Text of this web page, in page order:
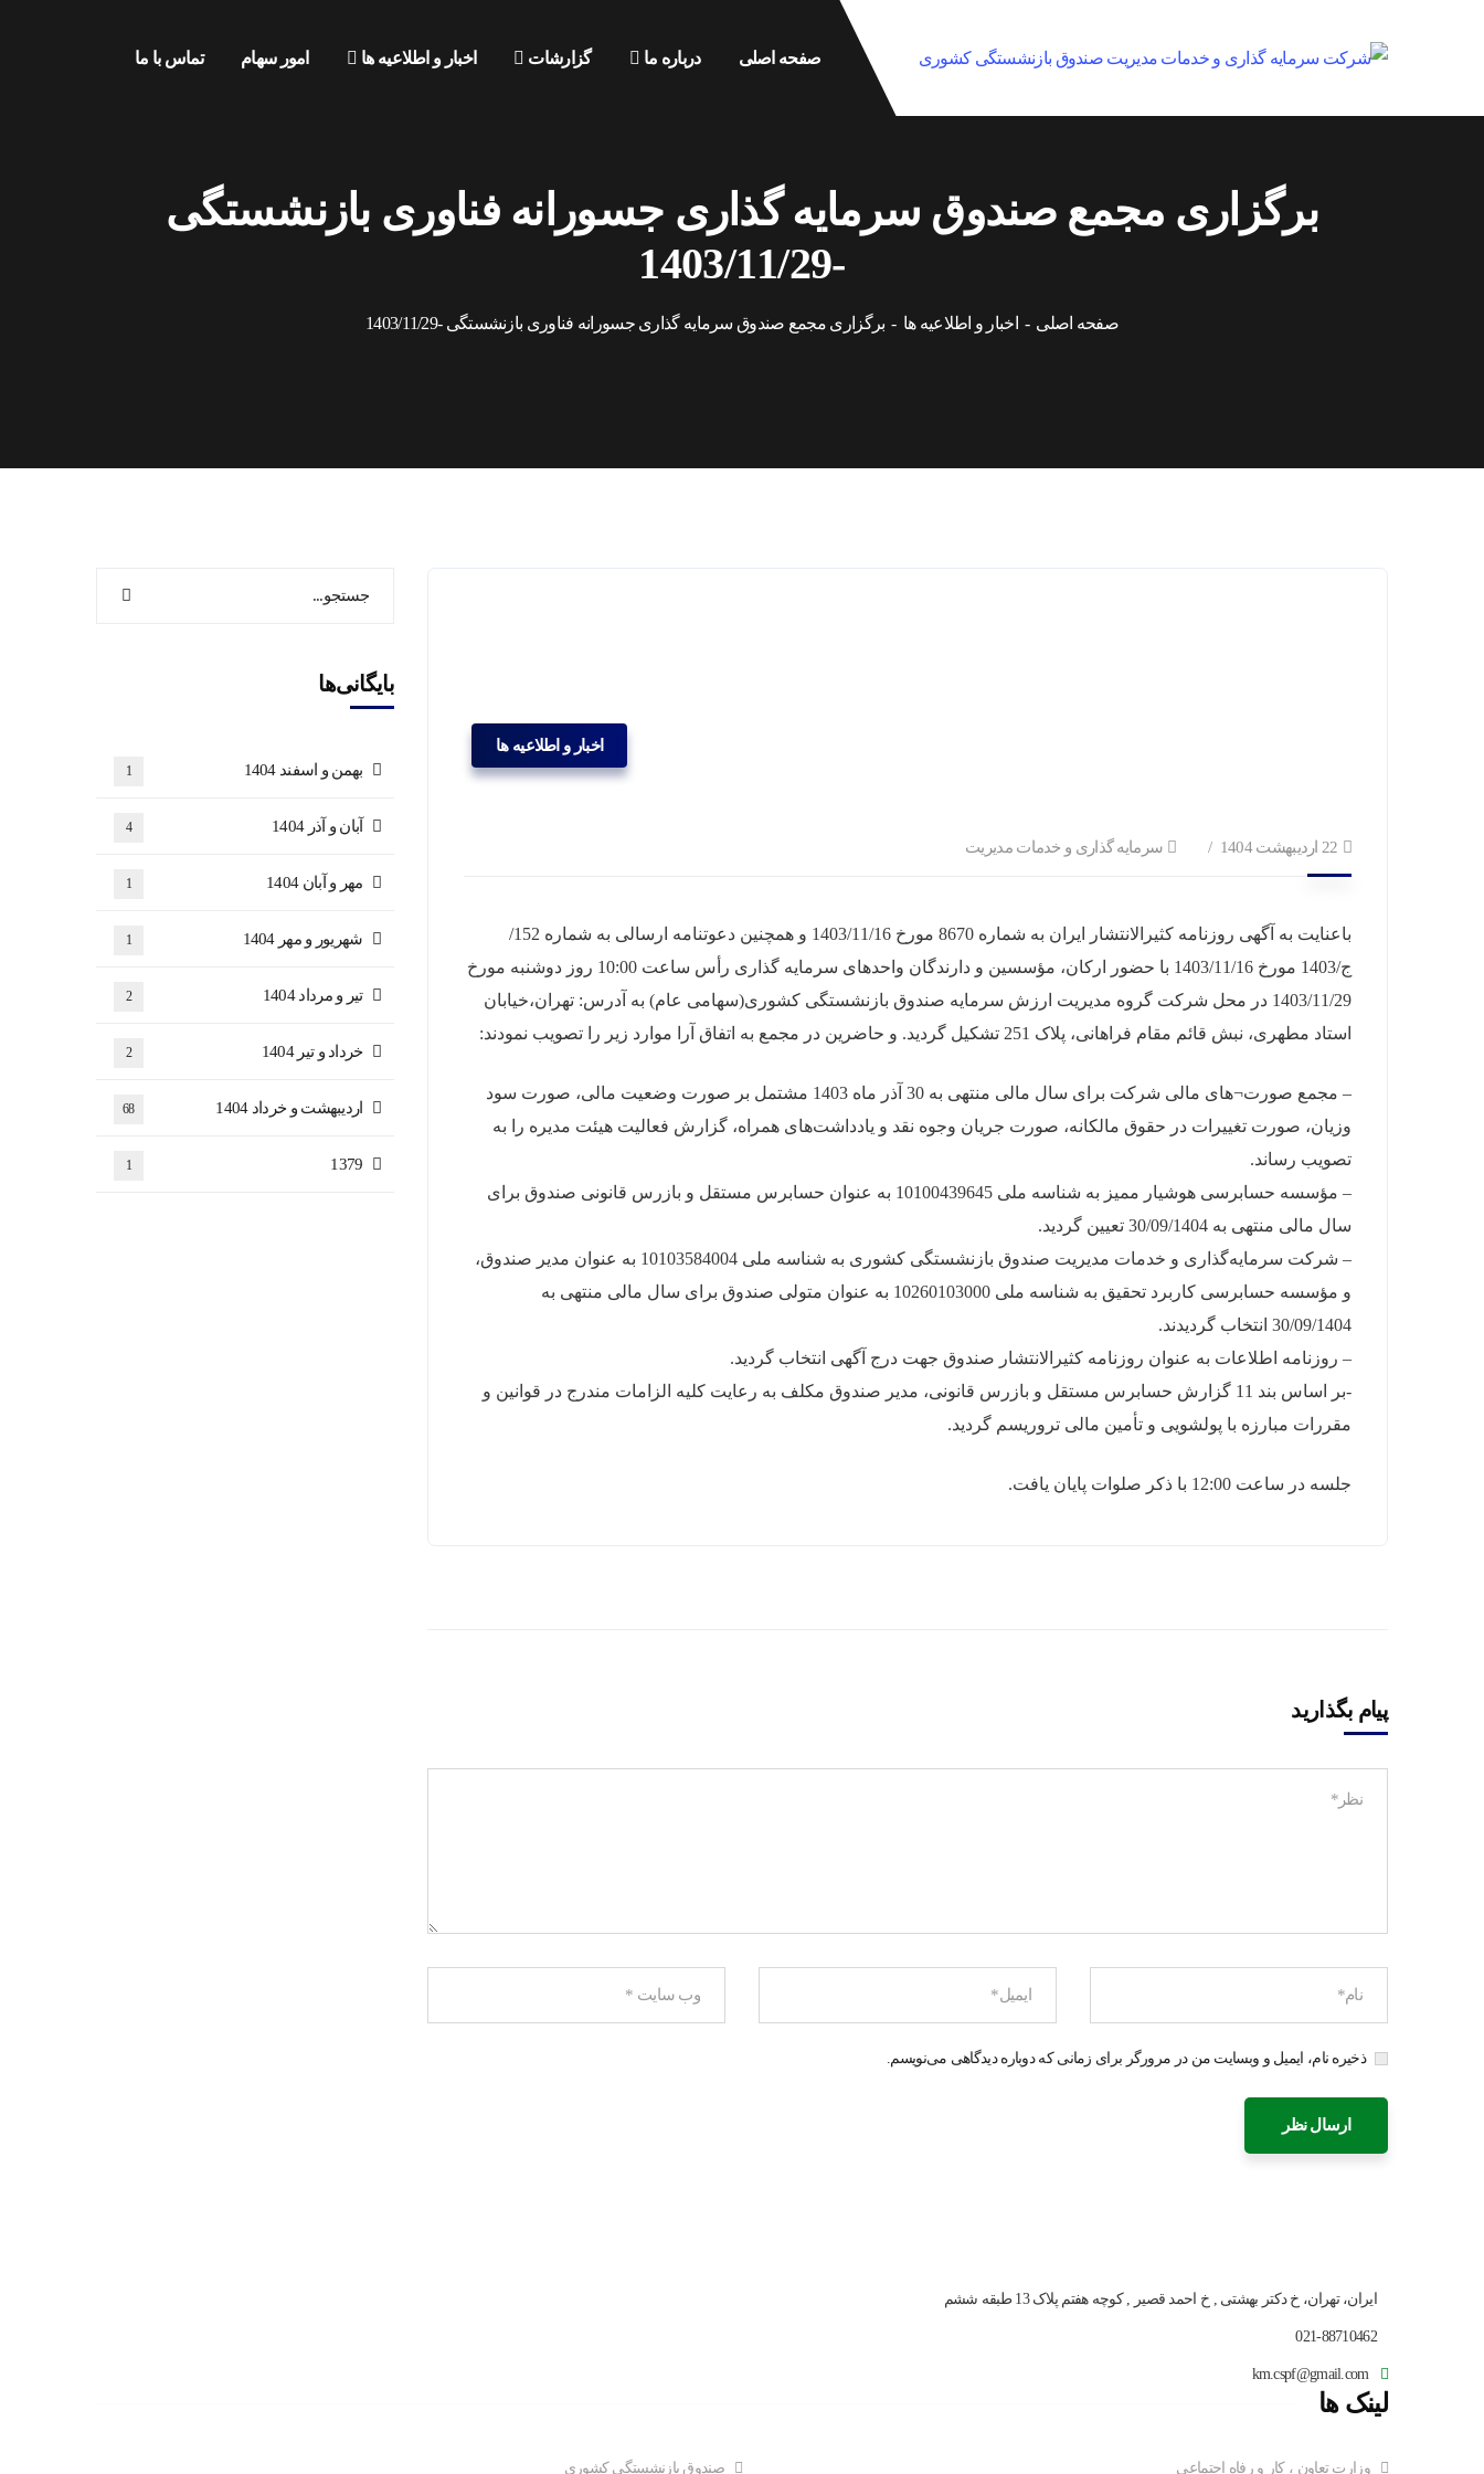
صفحه اصلی درباره ما گزارشات اخبار و اطلاعیه ها امور سهام تماس با ما
برگزاری مجمع صندوق سرمایه گذاری جسورانه فناوری بازنشستگی
-1403/11/29
صفحه اصلی اخبار و اطلاعیه ها برگزاری مجمع صندوق سرمایه گذاری جسورانه فناوری بازنشستگی -1403/11/29
اخبار و اطلاعیه ها
22 اردیبهشت 1404 سرمایه گذاری و خدمات مدیریت
باعنایت به آگهی روزنامه کثیرالانتشار ایران به شماره 8670 مورخ 1403/11/16 و همچنین دعوتنامه ارسالی به شماره 152/
ج/1403 مورخ 1403/11/16 با حضور ارکان، مؤسسین و دارندگان واحدهای سرمایه گذاری رأس ساعت 10:00 روز دوشنبه مورخ
1403/11/29 در محل شرکت گروه مدیریت ارزش سرمایه صندوق بازنشستگی کشوری(سهامی عام) به آدرس: تهران،خیابان
استاد مطهری، نبش قائم مقام فراهانی، پلاک 251 تشکیل گردید. و حاضرین در مجمع به اتفاق آرا موارد زیر را تصویب نمودند:
– مجمع صورت¬های مالی شرکت برای سال مالی منتهی به 30 آذر ماه 1403 مشتمل بر صورت وضعیت مالی، صورت سود
وزیان،‌ صورت تغییرات در حقوق مالکانه، صورت جریان وجوه نقد و یادداشت‌های همراه، گزارش فعالیت هیئت مدیره را به
تصویب رساند.
– مؤسسه حسابرسی هوشیار ممیز به شناسه ملی 10100439645 به عنوان حسابرس مستقل و بازرس قانونی صندوق برای
سال مالی منتهی به 30/09/1404 تعیین گردید.
– شرکت سرمایه‌گذاری و خدمات مدیریت صندوق بازنشستگی کشوری به شناسه ملی 10103584004 به عنوان مدیر صندوق،
و مؤسسه حسابرسی کاربرد تحقیق به شناسه ملی 10260103000 به عنوان متولی صندوق برای سال مالی منتهی به
30/09/1404 انتخاب گردیدند.
– روزنامه اطلاعات به عنوان روزنامه کثیر‌الانتشار صندوق جهت درج آگهی انتخاب گردید.
-بر اساس بند 11 گزارش حسابرس مستقل و بازرس قانونی، مدیر صندوق مکلف به رعایت کلیه الزامات مندرج در قوانین و
مقررات مبارزه با پولشویی و تأمین مالی تروریسم گردید.
جلسه در ساعت 12:00 با ذکر صلوات پایان یافت.
پیام بگذارید
ذخیره نام، ایمیل و وبسایت من در مرورگر برای زمانی که دوباره دیدگاهی می‌نویسم.
بایگانی‌ها
بهمن و اسفند 1404 1
آبان و آذر 1404 4
مهر و آبان 1404 1
شهریور و مهر 1404 1
تیر و مرداد 1404 2
خرداد و تیر 1404 2
اردیبهشت و خرداد 1404 68
1379
1
ایران، تهران، خ دکتر بهشتی , خ احمد قصیر , کوچه هفتم پلاک 13 طبقه ششم
021-88710462
km.cspf@gmail.com
لینک ها
وزارت تعاون ، کار و رفاه اجتماعي صندوق بازنشستگي کشوري